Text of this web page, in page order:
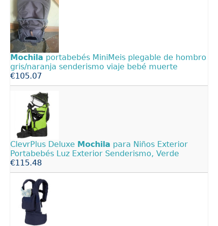
Mochila portabebés MiniMeis plegable de hombro
gris/naranja senderismo viaje bebé muerte
€105.07
ClevrPlus Deluxe Mochila para Niños Exterior
Portabebés Luz Exterior Senderismo, Verde
€115.48